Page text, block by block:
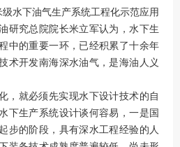
水下油气生产系统工程化示范应用
研究总院院长米立军认为，水下生
中的重要一环，已经积累了十余年
术开发南海深水油气，是海油人义
，就必须先实现水下设计技术的自
下生产系统设计谈何容易，一是国
步的阶段，具有深水工程经验的人